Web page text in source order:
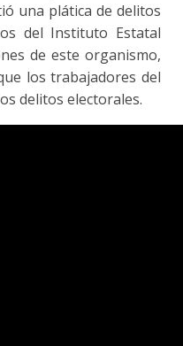
una plática de delitos
del Instituto Estatal
de este organismo,
los trabajadores del
delitos electorales.